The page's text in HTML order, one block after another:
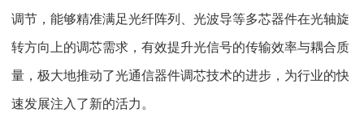
调节，能够精准满足光纤阵列、光波导等多芯器件在光轴旋
转方向上的调芯需求，有效提升光信号的传输效率与耦合质
量，极大地推动了光通信器件调芯技术的进步，为行业的快
速发展注入了新的活力。